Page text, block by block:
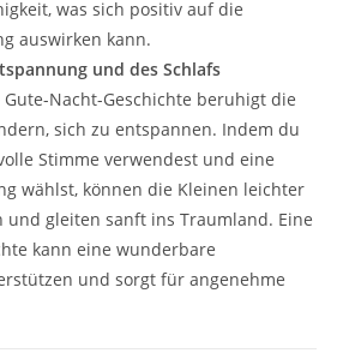
was sich positiv auf die
auswirken kann.
und des Schlafs
Nacht-Geschichte beruhigt die
sich zu entspannen. Indem du
Stimme verwendest und eine
wählst, können die Kleinen leichter
und gleiten sanft ins Traumland. Eine
kann eine wunderbare
und sorgt für angenehme